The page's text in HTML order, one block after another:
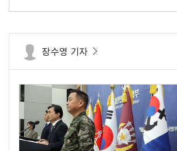
장수영 기자